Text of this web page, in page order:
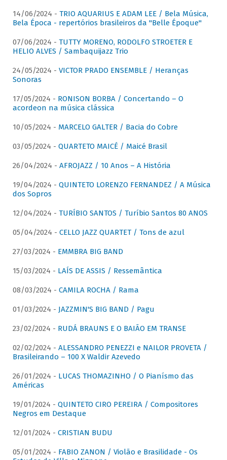
14/06/2024 - TRIO AQUARIUS E ADAM LEE / Bela Música,
Bela Época - repertórios brasileiros da "Belle Époque"
07/06/2024 - TUTTY MORENO, RODOLFO STROETER E
HELIO ALVES / Sambaquijazz Trio
24/05/2024 - VICTOR PRADO ENSEMBLE / Heranças
Sonoras
17/05/2024 - RONISON BORBA / Concertando – O
acordeon na música clássica
10/05/2024 - MARCELO GALTER / Bacia do Cobre
03/05/2024 - QUARTETO MAICÉ / Maicé Brasil
26/04/2024 - AFROJAZZ / 10 Anos – A História
19/04/2024 - QUINTETO LORENZO FERNANDEZ / A Música
dos Sopros
12/04/2024 - TURÍBIO SANTOS / Turíbio Santos 80 ANOS
05/04/2024 - CELLO JAZZ QUARTET / Tons de azul
27/03/2024 - EMMBRA BIG BAND
15/03/2024 - LAÍS DE ASSIS / Ressemântica
08/03/2024 - CAMILA ROCHA / Rama
01/03/2024 - JAZZMIN'S BIG BAND / Pagu
23/02/2024 - RUDÁ BRAUNS E O BAIÃO EM TRANSE
02/02/2024 - ALESSANDRO PENEZZI e NAILOR PROVETA /
Brasileirando – 100 X Waldir Azevedo
26/01/2024 - LUCAS THOMAZINHO / O Pianísmo das
Américas
19/01/2024 - QUINTETO CIRO PEREIRA / Compositores
Negros em Destaque
12/01/2024 - CRISTIAN BUDU
05/01/2024 - FABIO ZANON / Violão e Brasilidade - Os